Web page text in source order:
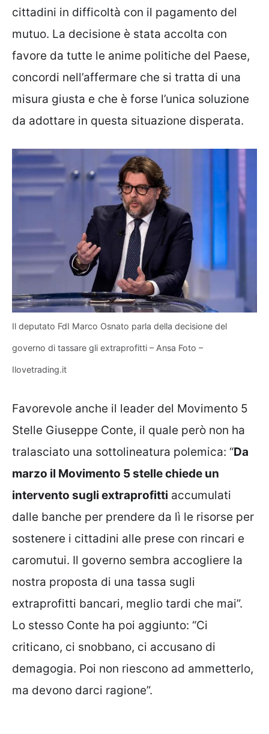
cittadini in difficoltà con il pagamento del
mutuo. La decisione è stata accolta con
favore da tutte le anime politiche del Paese,
concordi nell’affermare che si tratta di una
misura giusta e che è forse l’unica soluzione
da adottare in questa situazione disperata.
Il deputato FdI Marco Osnato parla della decisione del
governo di tassare gli extraprofitti – Ansa Foto –
Ilovetrading.it
Favorevole anche il leader del Movimento 5
Stelle Giuseppe Conte, il quale però non ha
tralasciato una sottolineatura polemica: “Da
marzo il Movimento 5 stelle chiede un
intervento sugli extraprofitti accumulati
dalle banche per prendere da lì le risorse per
sostenere i cittadini alle prese con rincari e
caromutui. Il governo sembra accogliere la
nostra proposta di una tassa sugli
extraprofitti bancari, meglio tardi che mai”.
Lo stesso Conte ha poi aggiunto: “Ci
criticano, ci snobbano, ci accusano di
demagogia. Poi non riescono ad ammetterlo,
ma devono darci ragione”.